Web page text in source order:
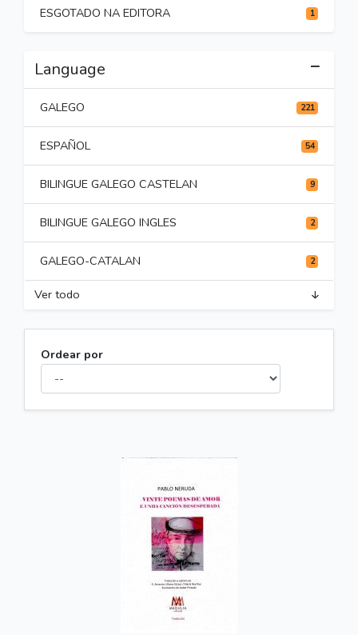
ESGOTADO NA EDITORA 1
Language
GALEGO 221
ESPAÑOL 54
BILINGUE GALEGO CASTELAN 9
BILINGUE GALEGO INGLES 2
GALEGO-CATALAN 2
Ver todo
Ordear por